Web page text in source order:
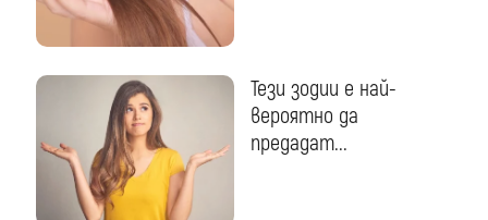
Тези зодии е най-
вероятно да
предадат...